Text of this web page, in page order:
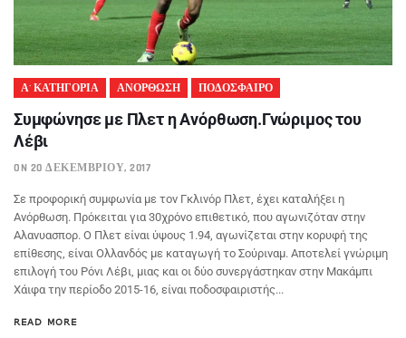
Α' ΚΑΤΗΓΟΡΙΑ ΑΝΟΡΘΩΣΗ ΠΟΔΟΣΦΑΙΡΟ
Συμφώνησε με Πλετ η Ανόρθωση.Γνώριμος του
Λέβι
ON 20 ΔΕΚΕΜΒΡΊΟΥ, 2017
Σε προφορική συμφωνία με τον Γκλινόρ Πλετ, έχει καταλήξει η
Ανόρθωση. Πρόκειται για 30χρόνο επιθετικό, που αγωνιζόταν στην
Αλανυασπορ. Ο Πλετ είναι ύψους 1.94, αγωνίζεται στην κορυφή της
επίθεσης, είναι Ολλανδός με καταγωγή το Σούριναμ. Αποτελεί γνώριμη
επιλογή του Ρόνι Λέβι, μιας και οι δύο συνεργάστηκαν στην Μακάμπι
Χάιφα την περίοδο 2015-16, είναι ποδοσφαιριστής...
READ MORE